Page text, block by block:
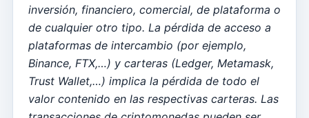
Cómo activar la App para mostrar contenido de mi
suscripción
aplicación móvil
Locais
Lugares de culto
inversión, financiero, comercial, de plataforma o
de cualquier otro tipo. La pérdida de acceso a
plataformas de intercambio (por ejemplo,
Binance, FTX,…) y carteras (Ledger, Metamask,
Trust Wallet,…) implica la pérdida de todo el
valor contenido en las respectivas carteras. Las